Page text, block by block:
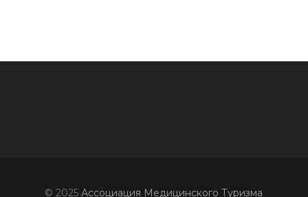
© 2025Ассоциация Медицинского Туризма